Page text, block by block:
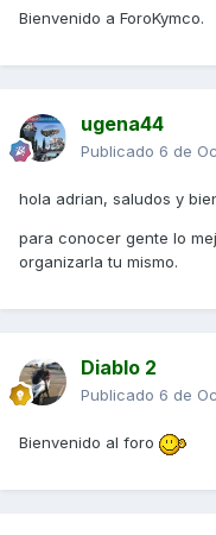
Bienvenido a ForoKymco.
ugena44
Publicado 6 de
hola adrian, saludos y
para conocer gente lo
organizarla tu mismo.
Diablo 2
Publicado 6 de
Bienvenido al foro